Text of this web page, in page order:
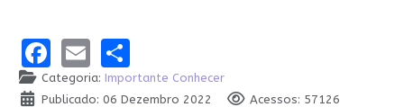
Facebook
EmailShare
Categoria: Importante Conhecer
Publicado: 06 Dezembro 2022
Acessos: 57126